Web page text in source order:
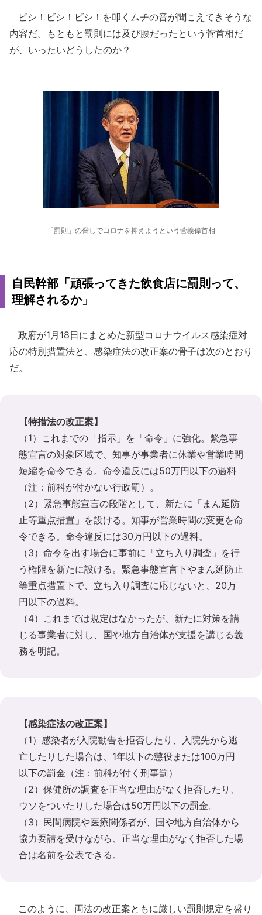
ビシ！ビシ！ビシ！を叩くムチの音が聞こえてきそうな
内容だ。もともと罰則には及び腰だったという菅首相だ
が、いったいどうしたのか？
「罰則」の脅しでコロナを抑えようという菅義偉首相
自民幹部「頑張ってきた飲食店に罰則って、
理解されるか」
政府が1月18日にまとめた新型コロナウイルス感染症対
応の特別措置法と、感染症法の改正案の骨子は次のとおり
だ。
【特措法の改正案】
（1）これまでの「指示」を「命令」に強化。緊急事
態宣言の対象区域で、知事が事業者に休業や営業時間
短縮を命令できる。命令違反には50万円以下の過料
（注：前科が付かない行政罰）。
（2）緊急事態宣言の段階として、新たに「まん延防
止等重点措置」を設ける。知事が営業時間の変更を命
令できる。命令違反には30万円以下の過料。
（3）命令を出す場合に事前に「立ち入り調査」を行
う権限を新たに設ける。緊急事態宣言下やまん延防止
等重点措置下で、立ち入り調査に応じないと、20万
円以下の過料。
（4）これまでは規定はなかったが、新たに対策を講
じる事業者に対し、国や地方自治体が支援を講じる義
務を明記。
【感染症法の改正案】
（1）感染者が入院勧告を拒否したり、入院先から逃
亡したりした場合は、1年以下の懲役または100万円
以下の罰金（注：前科が付く刑事罰）
（2）保健所の調査を正当な理由がなく拒否したり、
ウソをついたりした場合は50万円以下の罰金。
（3）民間病院や医療関係者が、国や地方自治体から
協力要請を受けながら、正当な理由がなく拒否した場
合は名前を公表できる。
このように、両法の改正案ともに厳しい罰則規定を盛り